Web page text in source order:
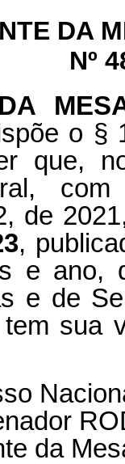
DA
Nº
o §
que,
de
,
e ano,
e de
sua
da